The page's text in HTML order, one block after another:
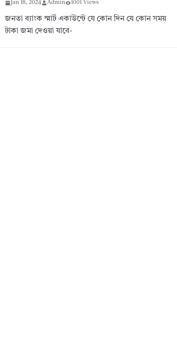
Jan 18, 2024 Admin 1001 Views
জনতা ব্যাংক স্মার্ট একাউন্টে যে কোন দিন যে কোন সময়
টাকা জমা দেওয়া যাবে-